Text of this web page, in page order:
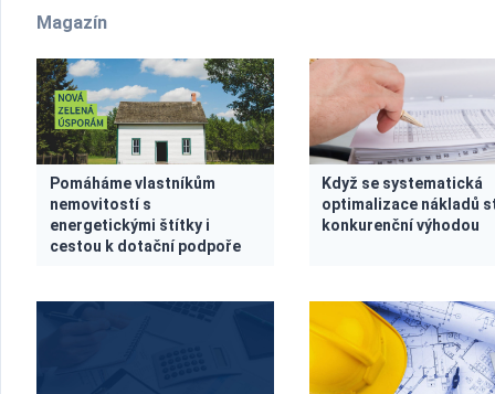
Magazín
Pomáháme vlastníkům
nemovitostí s
energetickými štítky i
cestou k dotační podpoře
Když se systematická
optimalizace nákladů
konkurenční výhodou